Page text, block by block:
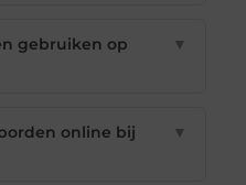
gebruiken op
▼
online bij
▼